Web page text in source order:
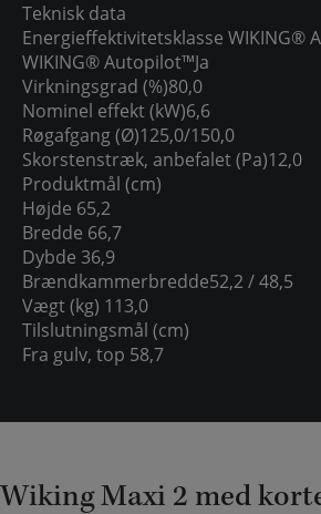
Teknisk data
Energieffektivitetsklasse WIKING®
WIKING® Autopilot™Ja
Virkningsgrad (%)80,0
Nominel effekt (kW)6,6
Røgafgang (Ø)125,0/150,0
Skorstenstræk, anbefalet (Pa)12,0
Produktmål (cm)
Højde 65,2
Bredde 66,7
Dybde 36,9
Brændkammerbredde52,2 / 48,5
Vægt (kg) 113,0
Tilslutningsmål (cm)
Fra gulv, top 58,7
Wiking Maxi 2 med